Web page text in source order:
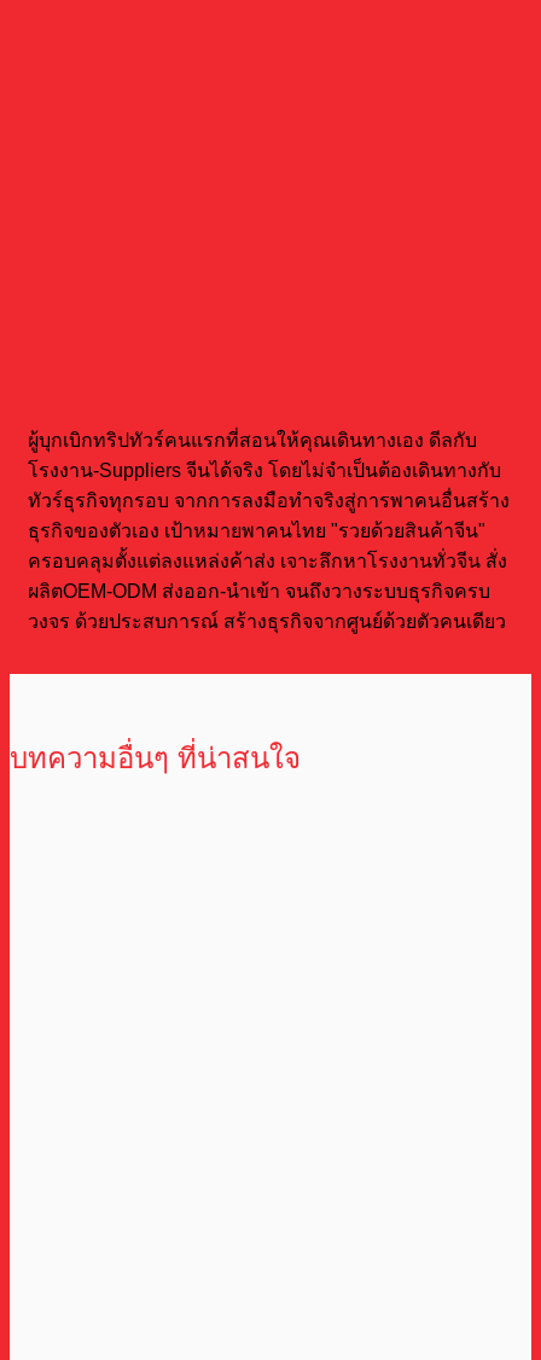
ผู้บุกเบิกทริปทัวร์คนแรกที่สอนให้คุณเดินทางเอง ดีลกับ
โรงงาน-Suppliers จีนได้จริง โดยไม่จำเป็นต้องเดินทางกับ
ทัวร์ธุรกิจทุกรอบ จากการลงมือทำจริงสู่การพาคนอื่นสร้าง
ธุรกิจของตัวเอง เป้าหมายพาคนไทย "รวยด้วยสินค้าจีน"
ครอบคลุมตั้งแต่ลงแหล่งค้าส่ง เจาะลึกหาโรงงานทั่วจีน สั่ง
ผลิตOEM-ODM ส่งออก-นำเข้า จนถึงวางระบบธุรกิจครบ
วงจร ด้วยประสบการณ์ สร้างธุรกิจจากศูนย์ด้วยตัวคนเดียว
บทความอื่นๆ ที่น่าสนใจ